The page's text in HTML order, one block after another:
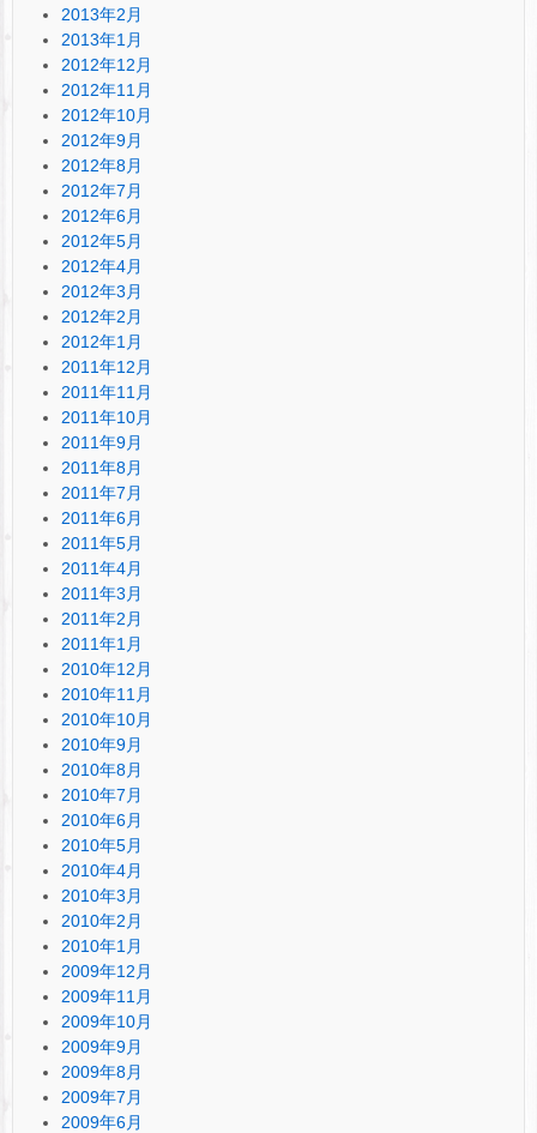
2013年2月
2013年1月
2012年12月
2012年11月
2012年10月
2012年9月
2012年8月
2012年7月
2012年6月
2012年5月
2012年4月
2012年3月
2012年2月
2012年1月
2011年12月
2011年11月
2011年10月
2011年9月
2011年8月
2011年7月
2011年6月
2011年5月
2011年4月
2011年3月
2011年2月
2011年1月
2010年12月
2010年11月
2010年10月
2010年9月
2010年8月
2010年7月
2010年6月
2010年5月
2010年4月
2010年3月
2010年2月
2010年1月
2009年12月
2009年11月
2009年10月
2009年9月
2009年8月
2009年7月
2009年6月